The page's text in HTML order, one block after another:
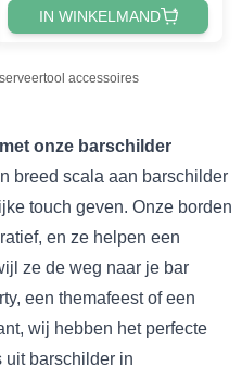
accessoires
IN WINKELMAND
onze barschilder
breed scala aan barschilder
touch geven. Onze borden
en ze helpen een
ze de weg naar je bar
een themafeest of een
wij hebben het perfecte
uit barschilder in